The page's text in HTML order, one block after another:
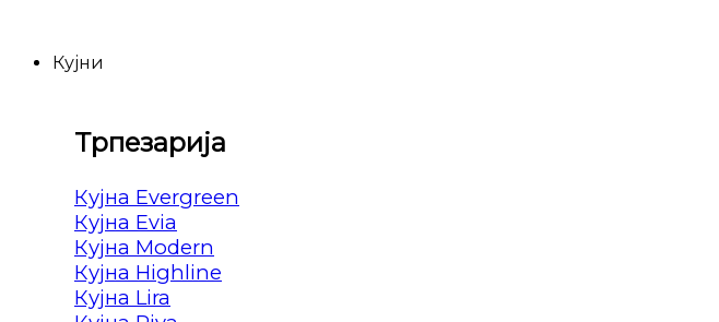
Кујни
Трпезарија
Кујна Evergreen
Кујна Evia
Кујна Modern
Кујна Highline
Кујна Lira